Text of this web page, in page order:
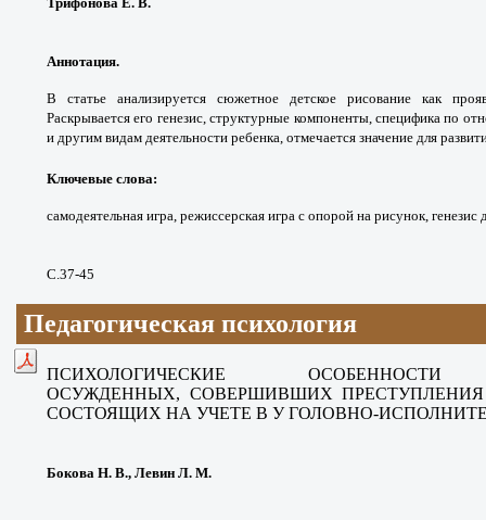
Аннотация.
В статье анализируется сюжетное детское рисование как
Раскрывается его генезис,структурные компоненты, специфика по
и другим видам деятельности ребенка, отмечается значение для
Ключевые слова:
самодеятельная игра, режиссерская игра с опорой на рисунок, генезис
С.37-45
Педагогическая психология
ПСИХОЛОГИЧЕСКИЕ
ОСУЖДЕННЫХ, СОВЕРШИВШИХ
СОСТОЯЩИХ НА УЧЕТЕ В У ГОЛОВНО-
Бокова Н. В., Левин Л. М.